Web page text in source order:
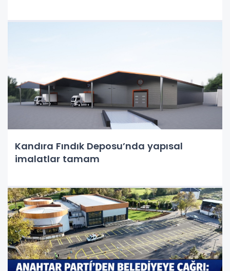
Kandıra Fındık Deposu’nda yapısal
imalatlar tamam